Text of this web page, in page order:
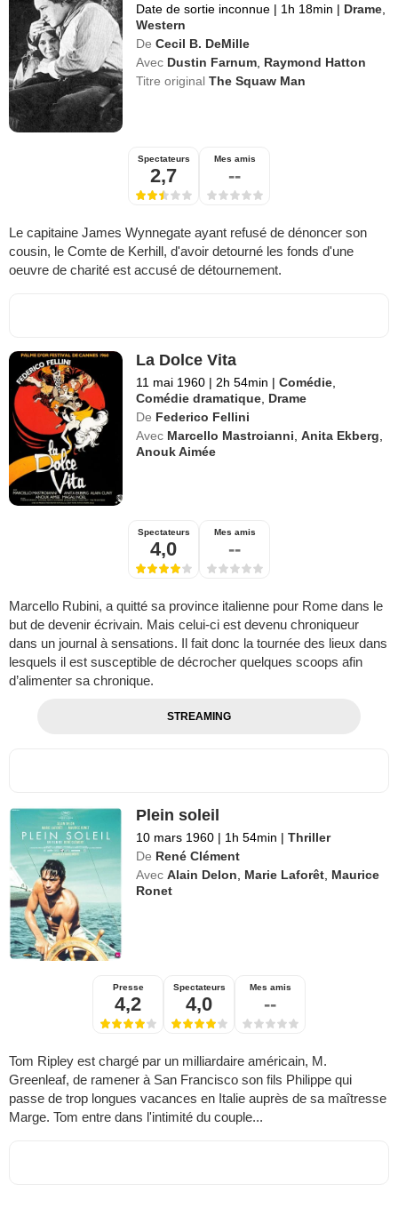
Date de sortie inconnue | 1h 18min | Drame
Western
De Cecil B. DeMille
Avec Dustin Farnum Raymond Hatton
Titre originalThe Squaw Man
Spectateurs
2,7
Mes amis
--
Le capitaine James Wynnegate ayant refusé de dénoncer son
cousin, le Comte de Kerhill, d'avoir detourné les fonds d'une
oeuvre de charité est accusé de détournement.
La Dolce Vita
11 mai 1960 | 2h 54min | Comédie
Comédie dramatique Drame
De Federico Fellini
Avec Marcello Mastroianni ,Anita Ekberg
Anouk Aimée
Spectateurs
4,0
Mes amis
--
Marcello Rubini, a quitté sa province italienne pour Rome dans le
but de devenir écrivain. Mais celui-ci est devenu chroniqueur
dans un journal à sensations. Il fait donc la tournée des lieux dans
lesquels il est susceptible de décrocher quelques scoops afin
d’alimenter sa chronique.
STREAMING
Plein soleil
10 mars 1960 | 1h 54min | Thriller
De René Clément
Avec Alain Delon Marie Laforêt Maurice
Ronet
Presse
4,2
Spectateurs
4,0
Mes amis
--
Tom Ripley est chargé par un milliardaire américain, M.
Greenleaf, de ramener à San Francisco son fils Philippe qui
passe de trop longues vacances en Italie auprès de sa maîtresse
Marge. Tom entre dans l'intimité du couple...